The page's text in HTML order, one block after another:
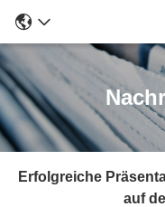
Erfolgreiche
auf